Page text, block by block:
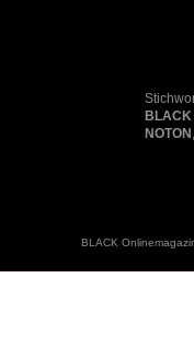
NOTON
BLACK